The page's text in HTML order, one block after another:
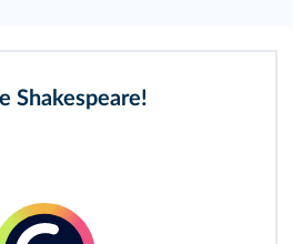
Shakespeare!